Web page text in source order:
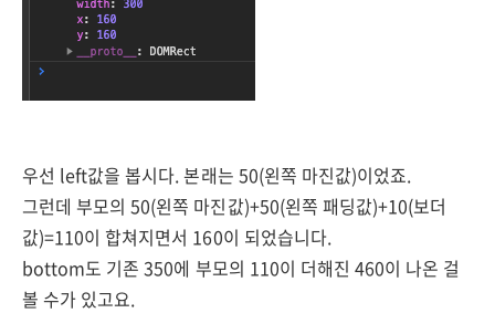
우선 left값을 봅시다. 본래는 50(왼쪽 마진값)이었죠.
그런데 부모의 50(왼쪽 마진값)+50(왼쪽 패딩값)+10(보더
값)=110이 합쳐지면서 160이 되었습니다.
bottom도 기존 350에 부모의 110이 더해진 460이 나온 걸
볼 수가 있고요.